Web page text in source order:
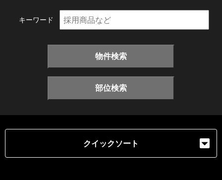
キーワード
物件検索
部位検索
クイックソート